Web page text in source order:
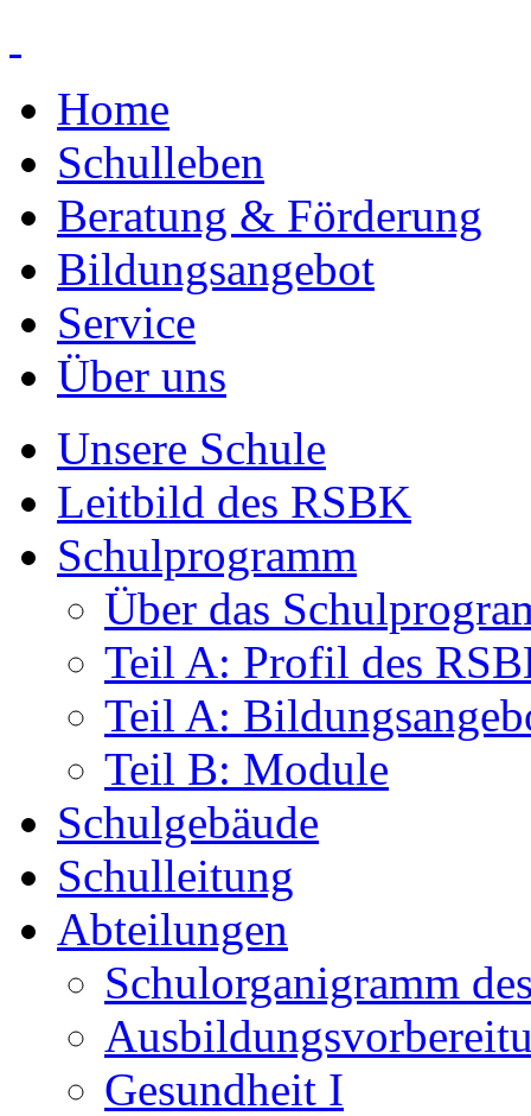
Home
Schulleben
Beratung & Förderung
Bildungsangebot
Service
Über uns
Unsere Schule
Leitbild des RSBK
Schulprogramm
Über das
Teil A: Profil des
Teil A:
Teil B: Module
Schulgebäude
Schulleitung
Abteilungen
Schulorganigramm
Gesundheit I